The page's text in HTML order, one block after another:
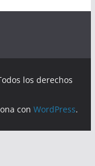
los derechos
conWordPress.